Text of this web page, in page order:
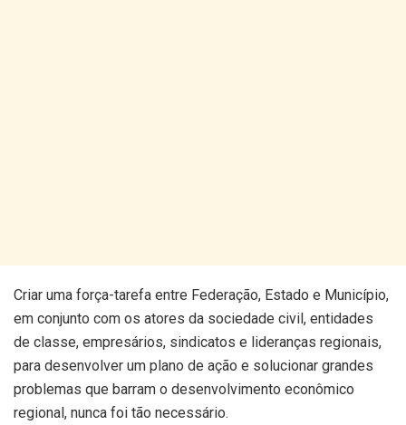
Criar uma força-tarefa entre Federação, Estado e Município,
em conjunto com os atores da sociedade civil, entidades
de classe, empresários, sindicatos e lideranças regionais,
para desenvolver um plano de ação e solucionar grandes
problemas que barram o desenvolvimento econômico
regional, nunca foi tão necessário.